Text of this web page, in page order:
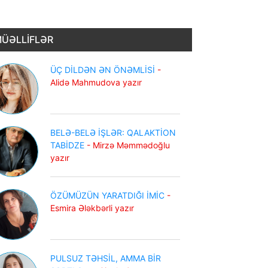
ÜÇ DİLDƏN ƏN ÖNƏMLİSİ -
Alidə Mahmudova yazır
BELƏ-BELƏ İŞLƏR: QALAKTİON
TABİDZE - Mirzə Məmmədoğlu
yazır
ÖZÜMÜZÜN YARATDIĞI İMİC -
Esmira Ələkbərli yazır
PULSUZ TƏHSİL, AMMA BİR